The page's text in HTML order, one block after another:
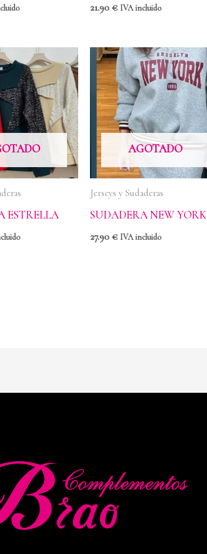
21.90€ IVA incluido
ESTRELLA
AGOTADO
Jerseys y Sudaderas
SUDADERA NEW YORK
27.90€ IVA incluido